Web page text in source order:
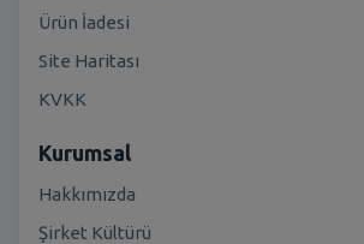
Ürün İadesi
Site Haritası
KVKK
Kurumsal
Hakkımızda
Şirket Kültürü